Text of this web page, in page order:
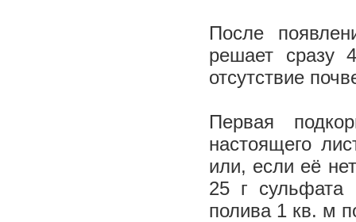
После
решает сразу
отсутствие
Первая
настоящего
или, если её
25 г
полива 1 кв. м